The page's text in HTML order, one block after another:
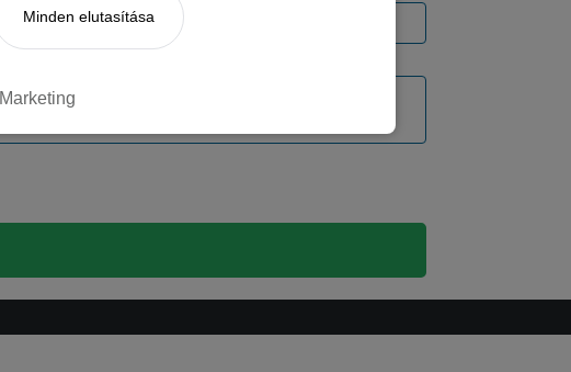
Minden elutasítása
Marketing